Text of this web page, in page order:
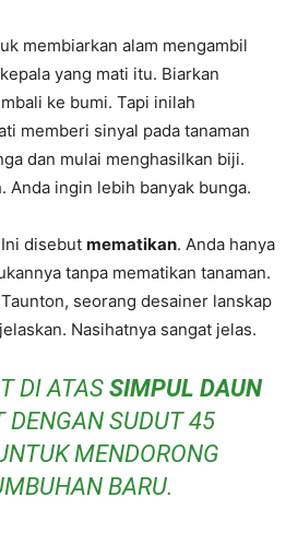
membiarkan alam mengambil
yang mati itu. Biarkan
ke bumi. Tapi inilah
memberi sinyal pada tanaman
dan mulai menghasilkan biji.
Anda ingin lebih banyak bunga.
disebut mematikan. Anda hanya
tanpa mematikan tanaman.
seorang desainer lanskap
Nasihatnya sangat jelas.
DI ATAS SIMPUL DAUN
DENGAN SUDUT 45
MENDORONG
BARU.